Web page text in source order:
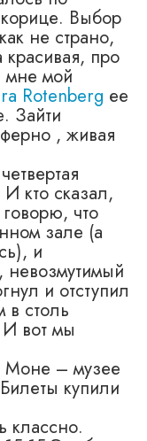
Выбор
не страно,
про
мне мой
Rotenberg ее
Зайти
, живая
И кто сказал,
что
зале (а
и
невозмутимый
и отступил
столь
вот мы
Моне – музее
купили
классно.